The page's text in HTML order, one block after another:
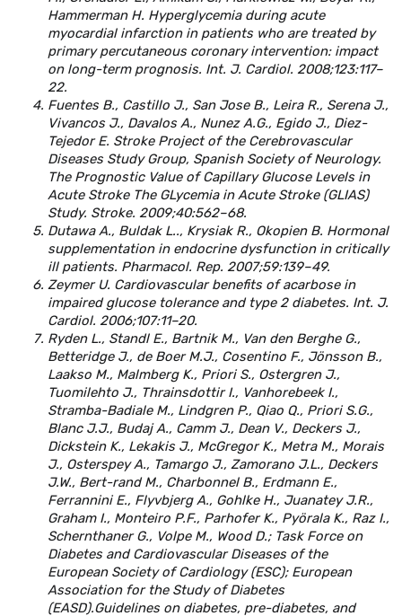
Hammerman H. Hyperglycemia during acute
myocardial infarction in patients who are treated by
primary percutaneous coronary intervention: impact
on long-term prognosis. Int. J. Cardiol. 2008;123:117–
22.
Fuentes B., Castillo J., San Jose B., Leira R., Serena J.,
Vivancos J., Davalos A., Nunez A.G., Egido J., Diez-
Tejedor E. Stroke Project of the Cerebrovascular
Diseases Study Group, Spanish Society of Neurology.
The Prognostic Value of Capillary Glucose Levels in
Acute Stroke The GLycemia in Acute Stroke (GLIAS)
Study. Stroke. 2009;40:562–68.
Dutawa A., Buldak L.., Krysiak R., Okopien B. Hormonal
supplementation in endocrine dysfunction in critically
ill patients. Pharmacol. Rep. 2007;59:139–49.
Zeymer U. Cardiovascular benefits of acarbose in
impaired glucose tolerance and type 2 diabetes. Int. J.
Cardiol. 2006;107:11–20.
Ryden L., Standl E., Bartnik M., Van den Berghe G.,
Betteridge J., de Boer M.J., Cosentino F., Jönsson B.,
Laakso M., Malmberg K., Priori S., Ostergren J.,
Tuomilehto J., Thrainsdottir I., Vanhorebeek I.,
Stramba-Badiale M., Lindgren P., Qiao Q., Priori S.G.,
Blanc J.J., Budaj A., Camm J., Dean V., Deckers J.,
Dickstein K., Lekakis J., McGregor K., Metra M., Morais
J., Osterspey A., Tamargo J., Zamorano J.L., Deckers
J.W., Bert-rand M., Charbonnel B., Erdmann E.,
Ferrannini E., Flyvbjerg A., Gohlke H., Juanatey J.R.,
Graham I., Monteiro P.F., Parhofer K., Pyörala K., Raz I.,
Schernthaner G., Volpe M., Wood D.; Task Force on
Diabetes and Cardiovascular Diseases of the
European Society of Cardiology (ESC); European
Association for the Study of Diabetes
(EASD).Guidelines on diabetes, pre-diabetes, and